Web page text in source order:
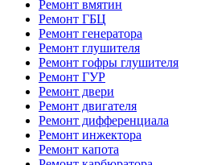
Ремонт вмятин
Ремонт ГБЦ
Ремонт генератора
Ремонт глушителя
Ремонт гофры глушителя
Ремонт ГУР
Ремонт двери
Ремонт двигателя
Ремонт дифференциала
Ремонт инжектора
Ремонт капота